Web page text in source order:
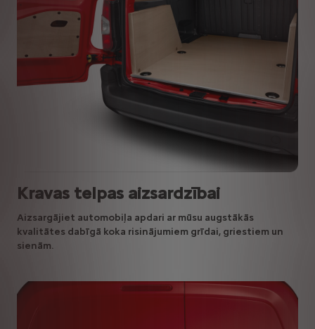
Kravas telpas aizsardzībai
Aizsargājiet automobiļa apdari ar mūsu augstākās
kvalitātes dabīgā koka risinājumiem grīdai, griestiem un
sienām.